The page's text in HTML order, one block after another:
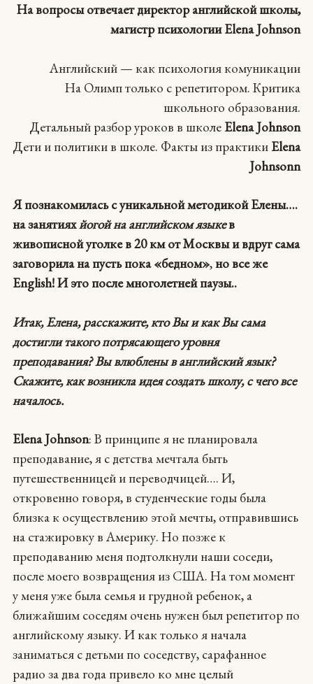
На вопросыотвечает директор английской школы,
магистр психологии Elena Johnson
Английский — как психология комуникации
На Олимп только с репетитором. Критика
школьного образования.
Детальный разбор уроков в школе Elena Johnson
Дети и политики в школе. Факты из практики Elena
Johnsonn
Я познакомилась с уникальной методикой Елены….
на занятияхйогой на английском языкев
живописной уголке в 20 км от Москвы и вдруг сама
заговорила на пусть пока «бедном»,но все же
English! И это после многолетней паузы..
Итак, Елена, расскажите, кто Вы и как Вы сама
достигли такого потрясающего уровня
преподавания? Вы влюблены в английский язык?
Скажите, как возникла идея cоздать школу, с чего все
началось.
Elena Johnson: В принципе я не планировала
преподавание, я с детства мечтала быть
путешественницей и переводчицей…. И,
откровенно говоря, в студенческие годы была
близка к осуществлению этой мечты, отправившись
на стажировку в Америку. Но позже к
преподаванию меня подтолкнули наши соседи,
после моего возвращения из США. На том момент
у меня уже была семья и грудной ребенок, а
ближайшим соседям очень нужен был репетитор по
английскому языку. И как только я начала
заниматься с детьми по соседству, сарафанное
радио за два года привело ко мне целый